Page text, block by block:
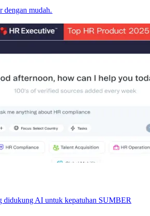
dengan mudah.​​
didukung AI untuk kepatuhan SUMBER